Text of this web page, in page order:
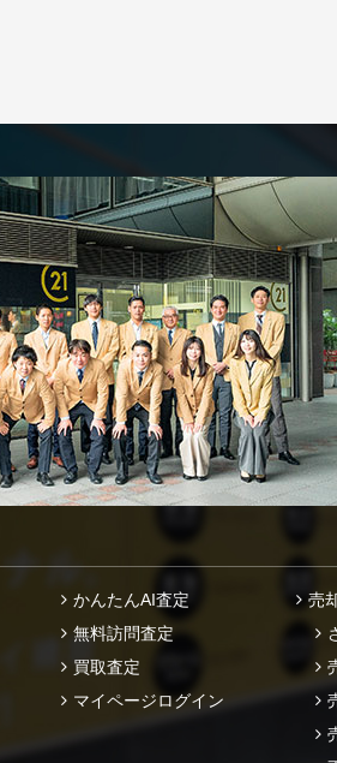
かんたんAI査定
無料訪問査定
買取査定
マイページログイン
売